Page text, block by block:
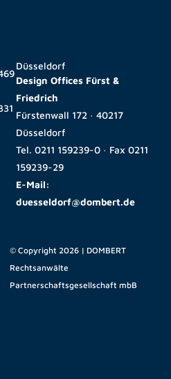
Düsseldorf
Design Offices Fürst &
Friedrich
Fürstenwall 172 · 40217
Düsseldorf
Tel. 0211 159239-0 · Fax 0211
159239-29
E-Mail:
duesseldorf@dombert.de
© Copyright 2026 | DOMBERT
Rechtsanwälte
Partnerschaftsgesellschaft mbB